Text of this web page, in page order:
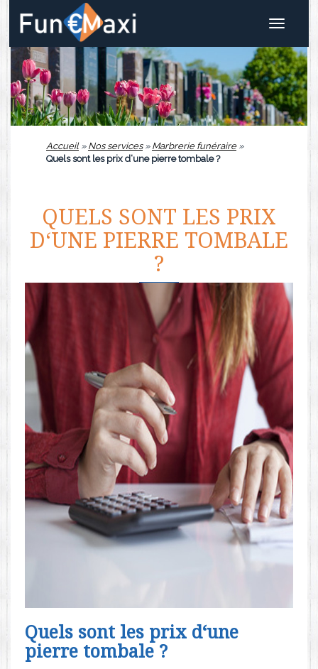
Toggle
Accueil» Nos services» Marbrerie funéraire»
Quels sont les prix d‘une pierre tombale ?
QUELS SONT LES PRIX
D‘UNE PIERRE TOMBALE
?
Quels sont les prix d‘une
pierre tombale ?